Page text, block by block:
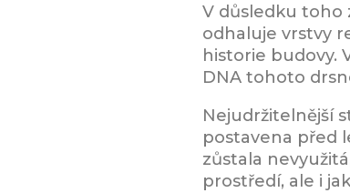
V důsledku toho
odhaluje vrstvy
historie budovy.
DNA tohoto
Nejudržitelnější
postavena před
zůstala
prostředí, ale i